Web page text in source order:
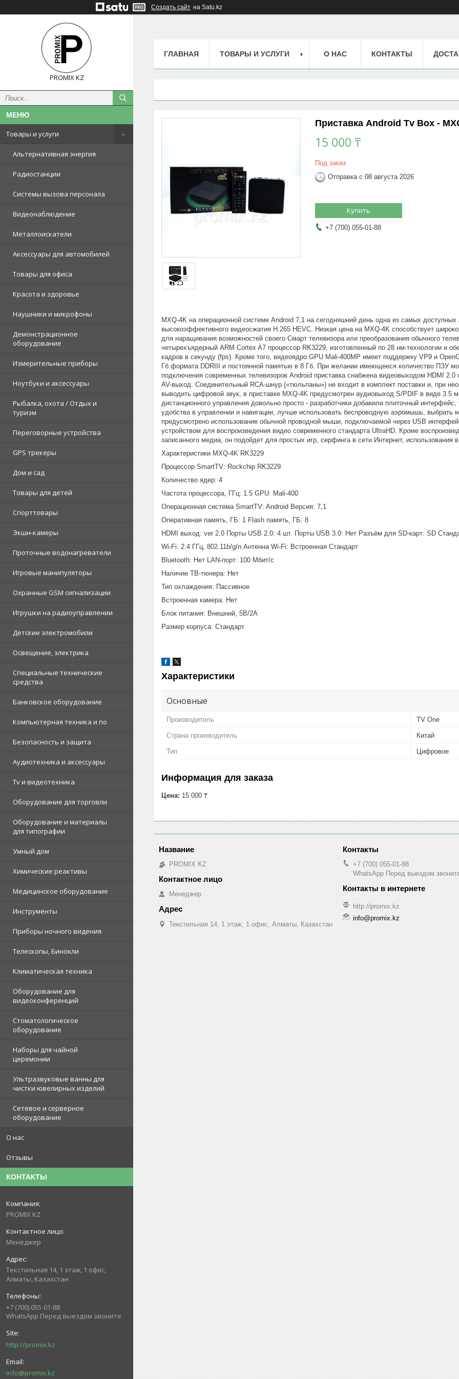
Создать сайт на Satu.kz
PROMIX KZ
Товары и услуги
Альтернативная энергия
Радиостанции
Системы вызова персонала
Видеонаблюдение
Металлоискатели
Аксессуары для автомобилей
Товары для офиса
Красота и здоровье
Наушники и микрофоны
Демонстрационное
оборудование
Измерительные приборы
Ноутбуки и аксессуары
Рыбалка, охота / Отдых и
туризм
Переговорные устройства
GPS трекеры
Дом и сад
Товары для детей
Спорттовары
Экшн-камеры
Проточные водонагреватели
Игровые манипуляторы
Охранные GSM сигнализации
Игрушки на радиоуправлении
Детские электромобили
Освещение, электрика
Специальные технические
средства
Банковское оборудование
Компьютерная техника и по
Безопасность и защита
Аудиотехника и аксессуары
Tv и видеотехника
Оборудование для торговли
Оборудование и материалы
для типографии
Умный дом
Химические реактивы
Медицинское оборудование
Инструменты
Приборы ночного видения
Телескопы, Бинокли
Климатическая техника
Оборудование для
видеоконференций
Стоматологическое
оборудование
Наборы для чайной
церемонии
Ультразвуковые ванны для
чистки ювелирных изделий
Сетевое и серверное
оборудование
О нас
Отзывы
КОНТАКТЫ
PROMIX KZ
Менеджер
Текстильная 14, 1 этаж, 1 офис,
Алматы, Казахстан
+7 (700) 055-01-88
WhatsApp Перед выездом звоните
http://promix.kz
info@promix.kz
ГЛАВНАЯ ТОВАРЫ И УСЛУГИ О НАС КОНТАКТЫ
Приставка Android Tv Box -
15 000 ₸
Под заказ
Отправка с 08 августа 2026
Купить
+7 (700) 055-01-88
MXQ-4K на операционной системе Android 7,1 на сегодняшний день одна из самых
высокоэффективного видеосжатия H.265 HEVC. Низкая цена на MXQ-4K способствует
для наращивания возможностей своего Смарт телевизора или преобразования обычного
четырехъядерный ARM Cortex A7 процессор RK3229, изготовленный по 28 нм-технологии и
кадров в секунду (fps). Кроме того, видеоядро GPU Mali-400MP имеет поддержку VP9 и
Гб формата DDRIII и постоянной памятью в 8 Гб. При желании имеющееся количество ПЗУ
подключения современных телевизоров Android приставка снабжена видеовыходом HDMI
AV-выход. Соединительный RCA-шнур («тюльпаны») не входит в комплект поставки и, при
выводить цифровой звук, в приставке MXQ-4K предусмотрен аудиовыход S/PDIF в виде
дистанционного управления довольно просто - разработчики добавили плиточный
удобства в управлении и навигации, лучше использовать беспроводную аэромышь, выбрать
предусмотрено использование обычной проводной мыши, подключаемой через USB
устройством для воспроизведения видео современного стандарта UltraHD. Кроме
записанного медиа, он подойдет для простых игр, серфинга в сети Интернет, использования
Характеристики MXQ-4K RK3229
Процессор SmartTV: Rockchip RK3229
Количество ядер: 4
Частота процессора, ГГц: 1.5 GPU: Mali-400
Операционная система SmartTV: Android Версия: 7,1
Оперативная память, ГБ: 1 Flash память, ГБ: 8
HDMI выход: ver 2.0 Порты USB 2.0: 4 шт. Порты USB 3.0: Нет Разъём для SD-карт: SD
Wi-Fi: 2.4 ГГц, 802.11b/g/n Антенна Wi-Fi: Встроенная Стандарт
Bluetooth: Нет LAN-порт: 100 Мбит/с
Наличие ТВ-тюнера: Нет
Тип охлаждения: Пассивное
Встроенная камера: Нет
Блок питания: Внешний, 5В/2А
Размер корпуса: Стандарт.
Характеристики
Основные
Производитель TV One
Страна производитель Китай
Тип Цифровое
Информация для заказа
Цена: 15 000 ₸
PROMIX KZ
Менеджер
Текстильная 14, 1 этаж, 1 офис, Алматы, Казахстан
+7 (700) 055-01-88
WhatsApp Перед выездом
http://promix.kz
info@promix.kz